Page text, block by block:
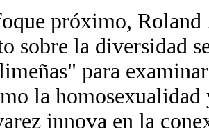
próximo,
sobre la diversidad
para
la
innova en la